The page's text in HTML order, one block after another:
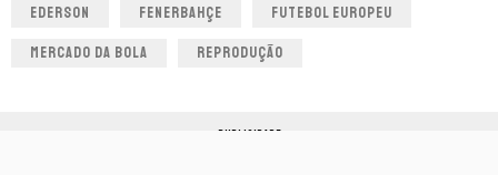
EDERSON FENERBAHÇE FUTEBOL EUROPEU
MERCADO DA BOLA REPRODUÇÃO
PUBLICIDADE